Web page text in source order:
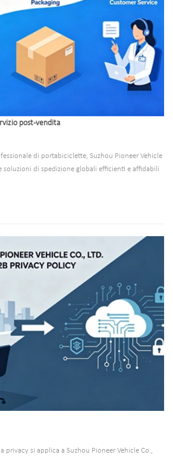
post-vendita
di portabiciclette, Suzhou Pioneer Vehicle
soluzioni di spedizione globali efficienti e affidabili
privacy si applica a Suzhou Pioneer Vehicle Co.,